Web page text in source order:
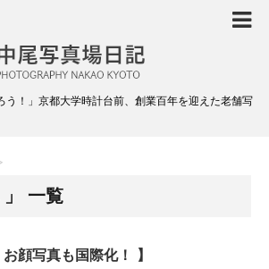
う！」京都大学時計台前、創業百年を迎えた老舗写
」 一覧
お顔写真も国際化！ 】